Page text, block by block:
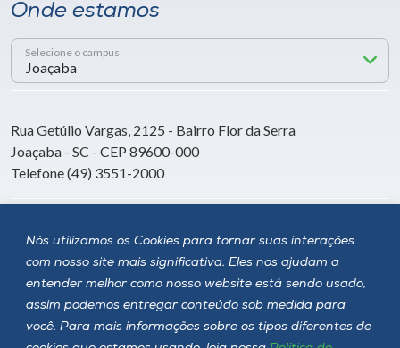
Nós utilizamos os Cookies para tornar suas interações
com nosso site mais significativa. Eles nos ajudam a
entender melhor como nosso website está sendo usado,
assim podemos entregar conteúdo sob medida para
você. Para mais informações sobre os tipos diferentes de
Onde estamos
Selecione o campus
Rua Getúlio Vargas, 2125 - Bairro Flor da Serra
Joaçaba - SC - CEP 89600-000
Telefone (49) 3551-2000
Siga a Unoesc